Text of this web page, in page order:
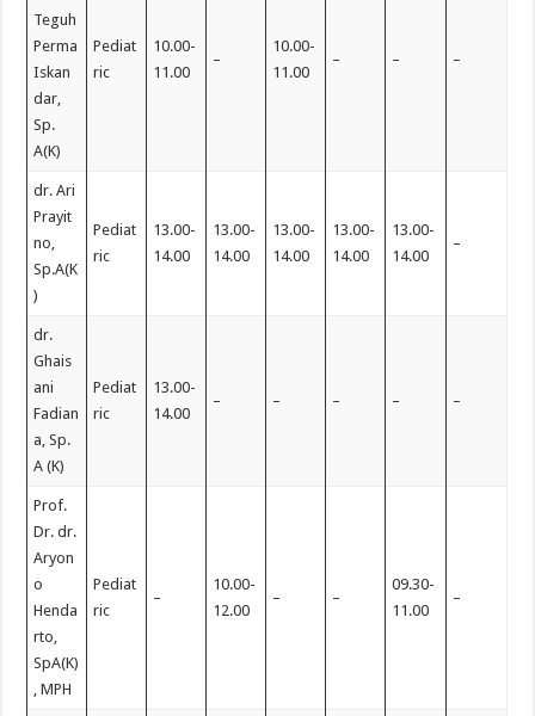
Teguh
Perma
Iskan
dar,
Sp.
A(K)
Pediat
ric
10.00-
11.00
–
10.00-
11.00
– – –
dr. Ari
Prayit
no,
Sp.A(K
)
Pediat
ric
13.00-
14.00
13.00-
14.00
13.00-
14.00
13.00-
14.00
13.00-
14.00
–
dr.
Ghais
ani
Fadian
a, Sp.
A (K)
Pediat
ric
13.00-
14.00
– – – – –
Prof.
Dr. dr.
Aryon
o
Henda
rto,
SpA(K)
, MPH
Pediat
ric
–
10.00-
12.00
– –
09.30-
11.00
–